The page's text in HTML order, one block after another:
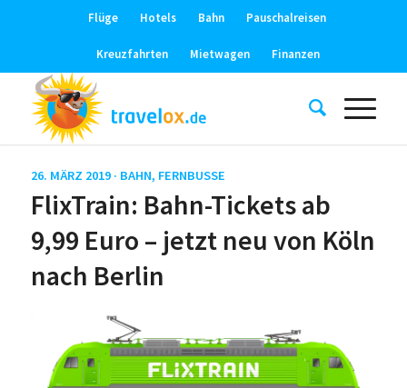
Flüge Hotels Bahn Pauschalreisen
Kreuzfahrten Mietwagen Finanzen
26. MÄRZ 2019 · BAHN, FERNBUSSE
FlixTrain: Bahn-Tickets ab
9,99 Euro – jetzt neu von Köln
nach Berlin